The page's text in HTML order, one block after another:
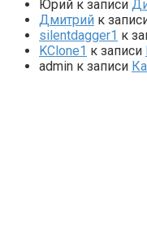
Юрий к записи
Дмитрий к
silentdagger1 к
KClone1 к записи
admin к записи